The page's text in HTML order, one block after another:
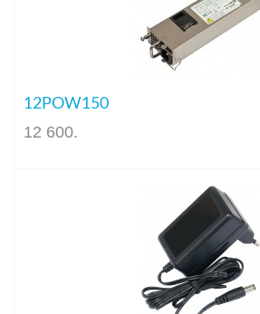
12POW150
12 600.